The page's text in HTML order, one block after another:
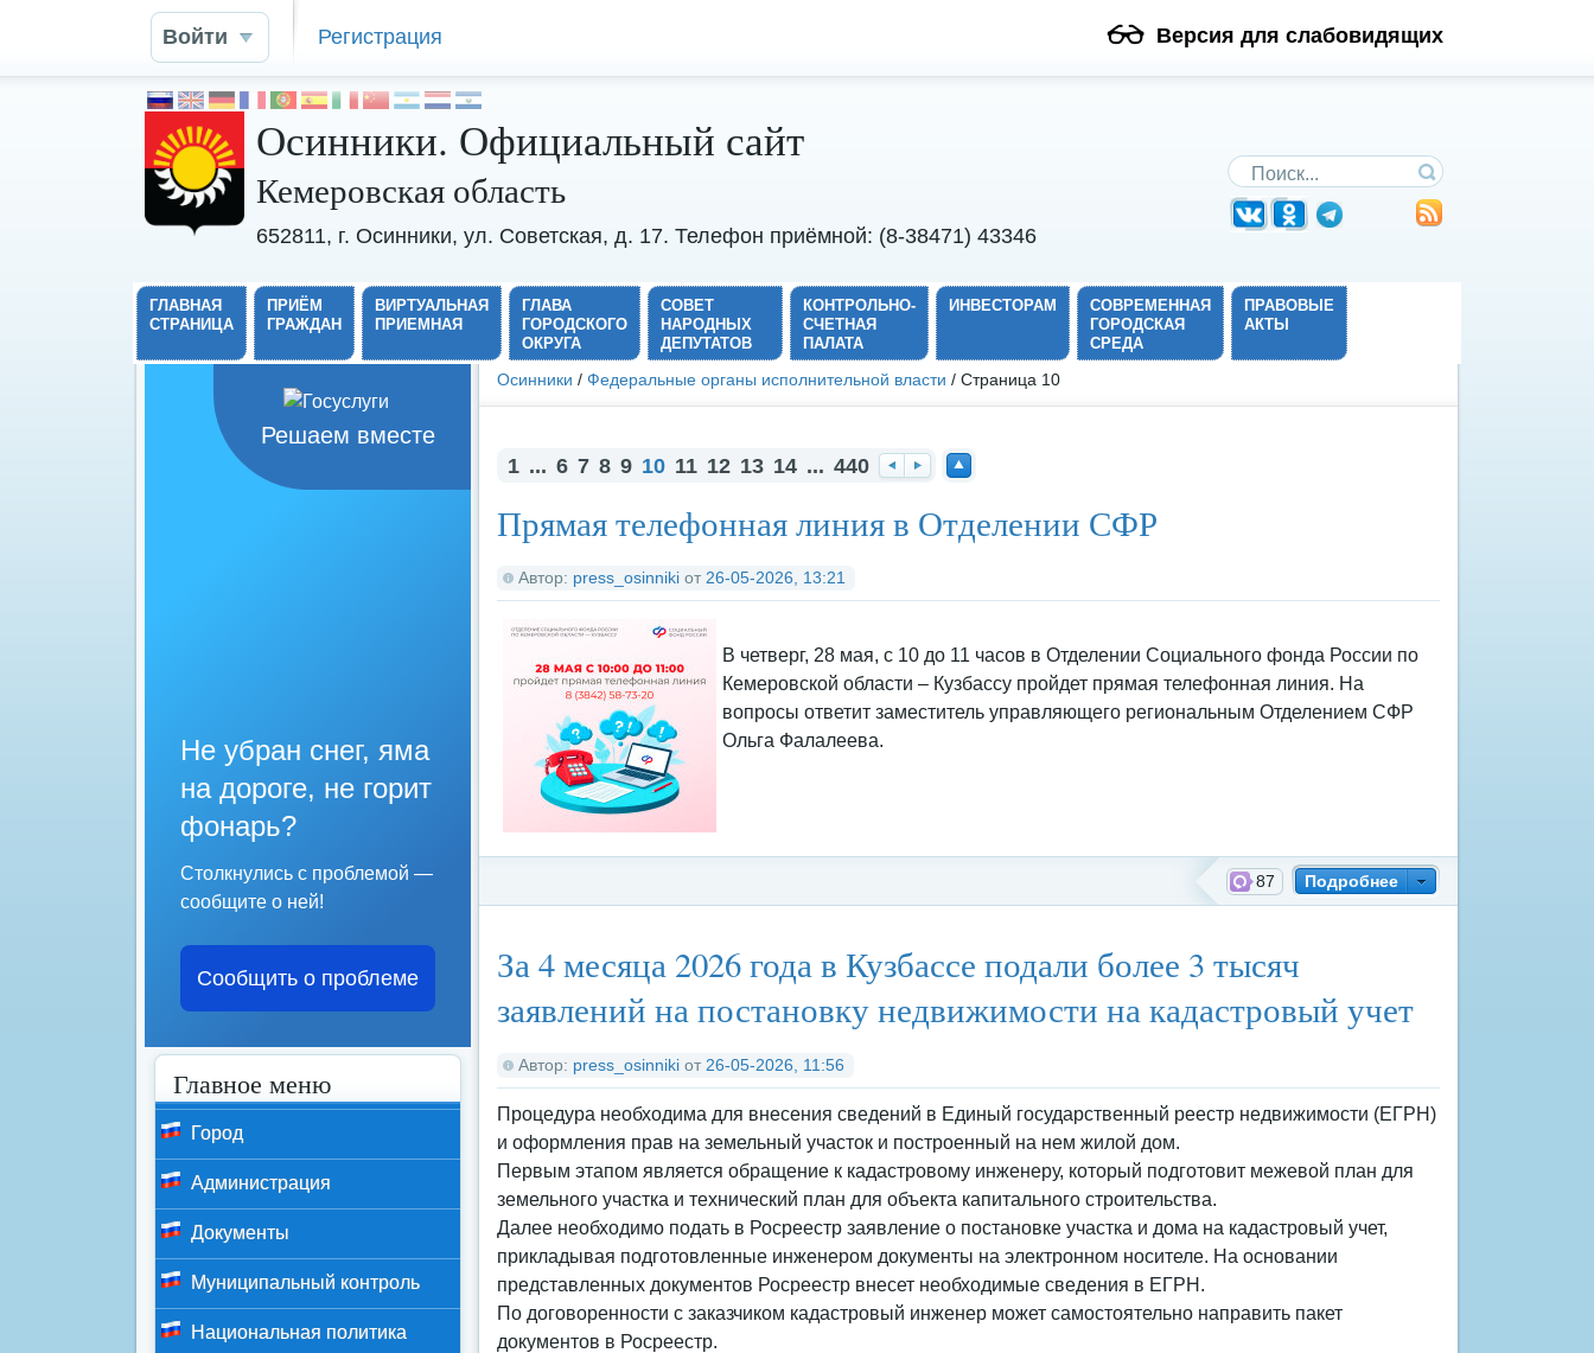
Версия для слабовидящих
Войти Регистрация
Поиск по сайту
Осинники. Официальный сайт
Кемеровская область
652811, г. Осинники, ул. Советская, д. 17. Телефон приёмной: (8-38471) 43346
ГЛАВНАЯ
СТРАНИЦА
ПРИЁМ
ГРАЖДАН
ВИРТУАЛЬНАЯ
ПРИЕМНАЯ
ГЛАВА
ГОРОДСКОГО
ОКРУГА
СОВЕТ
НАРОДНЫХ
ДЕПУТАТОВ
КОНТРОЛЬНО-
СЧЕТНАЯ
ПАЛАТА
ИНВЕСТОРАМ
СОВРЕМЕННАЯ
ГОРОДСКАЯ
СРЕДА
ПРАВОВЫЕ
АКТЫ
Осинники / Федеральные органы исполнительной власти / Страница 10
1 ... 6 7 8 9 10 11 12 13 14 ... 440
за ер ве
рх
Прямая телефонная линия в Отделении СФР
Автор: press_osinniki от 26-05-2026, 13:21
В четверг, 28 мая, с 10 до 11 часов в Отделении Социального фонда России по
Кемеровской области – Кузбассу пройдет прямая телефонная линия. На
вопросы ответит заместитель управляющего региональным Отделением СФР
Ольга Фалалеева.
Подробнее
87
За 4 месяца 2026 года в Кузбассе подали более 3 тысяч
заявлений на постановку недвижимости на кадастровый учет
Автор: press_osinniki от 26-05-2026, 11:56
Процедура необходима для внесения сведений в Единый государственный реестр недвижимости (ЕГРН)
и оформления прав на земельный участок и построенный на нем жилой дом.
Первым этапом является обращение к кадастровому инженеру, который подготовит межевой план для
земельного участка и технический план для объекта капитального строительства.
Далее необходимо подать в Росреестр заявление о постановке участка и дома на кадастровый учет,
прикладывая подготовленные инженером документы на электронном носителе. На основании
представленных документов Росреестр внесет необходимые сведения в ЕГРН.
По договоренности с заказчиком кадастровый инженер может самостоятельно направить пакет
документов в Росреестр.
Решаем вместе
Не убран снег, яма
на дороге, не горит
фонарь?
Столкнулись с проблемой —
сообщите о ней!
Сообщить о проблеме
Главное меню
Город
Администрация
Документы
Муниципальный контроль
Национальная политика